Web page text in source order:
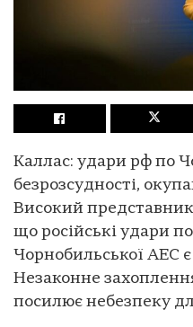
Каллас: удари рф по
безрозсудності,
Високий
що російські удари
Чорнобильської АЕС
Незаконне
посилює небезпеку